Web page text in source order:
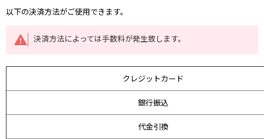
以下の決済方法がご使用できます。
決済方法によっては手数料が発生致します。
クレジットカード
銀行振込
代金引換